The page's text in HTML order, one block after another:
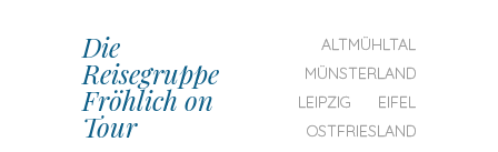
Die
Reisegruppe
Fröhlich on
Tour
MENU
SKIP TO CONTENT
ALTMÜHLTAL
MÜNSTERLAND
LEIPZIG
EIFEL
OSTFRIESLAND